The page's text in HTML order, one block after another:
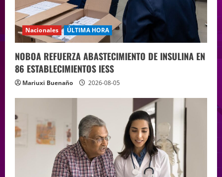
Nacionales ÚLTIMA HORA
NOBOA REFUERZA ABASTECIMIENTO DE INSULINA EN
86 ESTABLECIMIENTOS IESS
Mariuxi Buenaño 2026-08-05